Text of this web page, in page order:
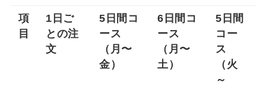
項
目
1日ご
との注
文
5日間コ
ース
（月〜
金）
6日間コ
ース
（月〜
土）
5日間
コー
ス
（火
～